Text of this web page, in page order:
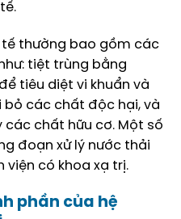
tế thường bao gồm các
tiệt trùng bằng
tiêu diệt vi khuẩn và
bỏ các chất độc hại, và
các chất hữu cơ. Một số
đoạn xử lý nước thải
viện có khoa xạ trị.
phần của hệ